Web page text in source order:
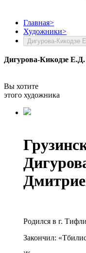
Главная>
Художники>
Дигурова-Кикодзе
Дигурова-Кикодзе Е.Д.
Вы хотите
этого художника
Родился в г.
Закончил: